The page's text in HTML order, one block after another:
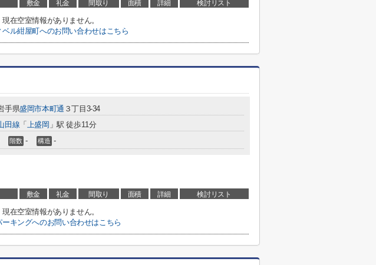
敷金 礼金 間取り 面積 詳細 検討リスト
現在空室情報がありません。
ベル紺屋町へのお問い合わせはこちら
手県盛岡市本町通 ３丁目3-34
田線 「 上盛岡 」駅 徒歩11分
階数 - 構造 -
敷金 礼金 間取り 面積 詳細 検討リスト
現在空室情報がありません。
ーキングへのお問い合わせはこちら